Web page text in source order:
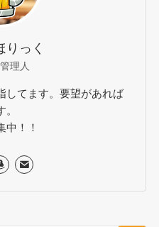
りっく
理人
してます。要望があれば
中！！